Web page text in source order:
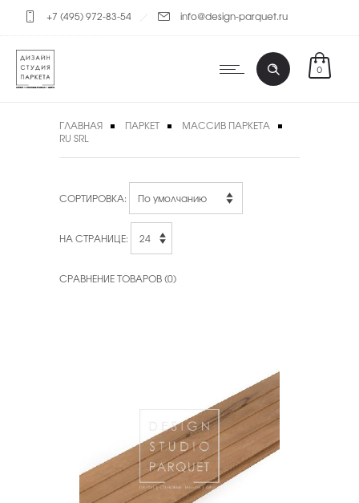
+7 (495) 972-83-54 info@design-parquet.ru
0
ГЛАВНАЯ ПАРКЕТ
МАССИВ ПАРКЕТА
RU SRL
СОРТИРОВКА:
НА СТРАНИЦЕ:
СРАВНЕНИЕ ТОВАРОВ (0)